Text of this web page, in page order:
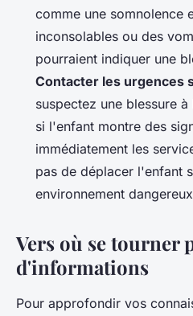
comme une somnolence
inconsolables ou des
pourraient indiquer une
Contacter les urgences
suspectez une blessure
si l'enfant montre des
immédiatement les
pas de déplacer l'enfant
environnement
Vers où se tourner
d'informations
Pour approfondir vos